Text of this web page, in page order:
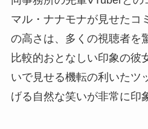
マル・ナナモナが見せたコ
の高さは、多くの視聴者を
比較的おとなしい印象の彼
いで見せる機転の利いたツ
げる自然な笑いが非常に印